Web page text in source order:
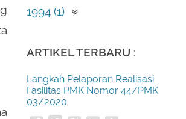
Februari (1)
1994 (1)
ARTIKEL TERBARU :
Langkah Pelaporan Realisasi
Fasilitas PMK Nomor 44/PMK
03/2020